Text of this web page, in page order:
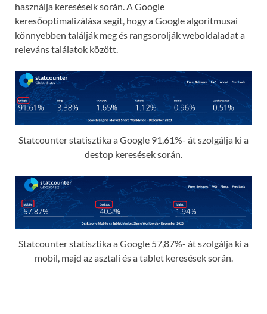
használja kereséseik során. A Google
keresőoptimalizálása segít, hogy a Google algoritmusai
könnyebben találják meg és rangsorolják weboldaladat a
releváns találatok között.
Statcounter statisztika a Google 91,61%- át szolgálja ki a
destop keresések során.
Statcounter statisztika a Google 57,87%- át szolgálja ki a
mobil, majd az asztali és a tablet keresések során.